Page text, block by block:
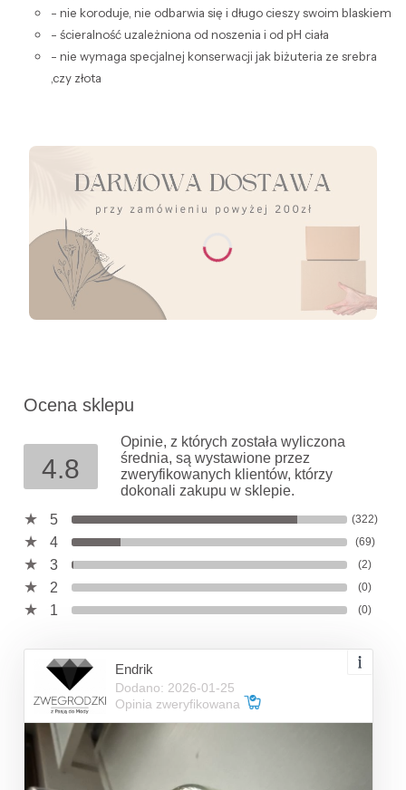
- nie koroduje, nie odbarwia się i długo cieszy swoim blaskiem
- ścieralność uzależniona od noszenia i od pH ciała
- nie wymaga specjalnej konserwacji jak biżuteria ze srebra
,czy złota
Ocena sklepu
4.8
Opinie, z których została wyliczona
średnia, są wystawione przez
zweryfikowanych klientów, którzy
dokonali zakupu w sklepie.
5
(322)
4 (69)
3 (2)
2 (0)
1 (0)
Endrik
Dodano: 2026-01-25
Opinia zweryfikowana